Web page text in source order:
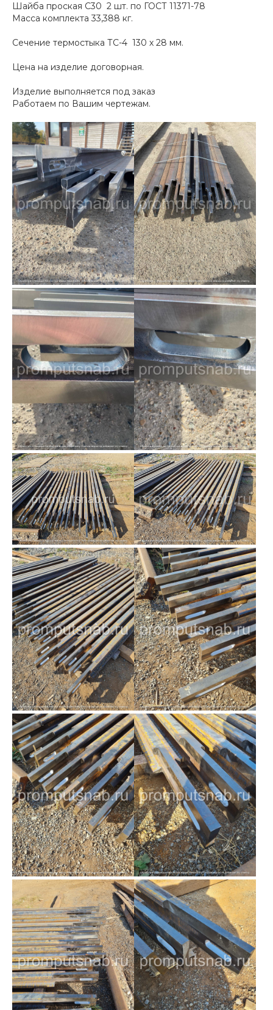
Шайба проская С30 2 шт. по ГОСТ 11371-78
Масса комплекта 33,388 кг.
Сечение термостыка ТС-4 130 х 28 мм.
Цена на изделие договорная.
Изделие выполняется под заказ
Работаем по Вашим чертежам.